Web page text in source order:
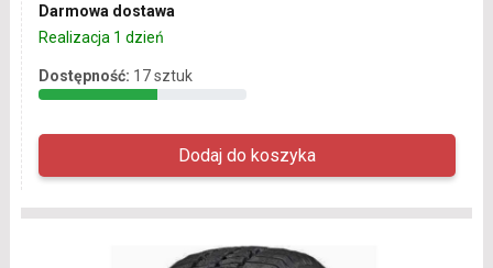
Darmowa dostawa
Realizacja 1 dzień
Dostępność: 17 sztuk